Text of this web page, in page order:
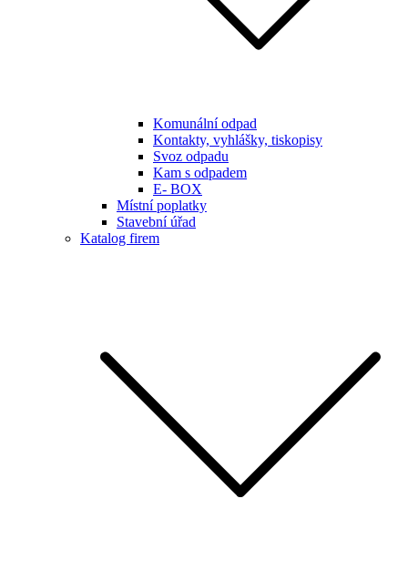
Komunální odpad
Kontakty, vyhlášky, tiskopisy
Svoz odpadu
Kam s odpadem
E- BOX
Místní poplatky
Stavební úřad
Katalog firem